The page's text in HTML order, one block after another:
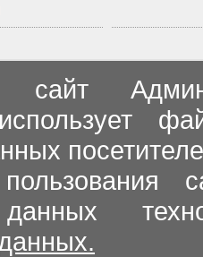
сайт
использует
данных